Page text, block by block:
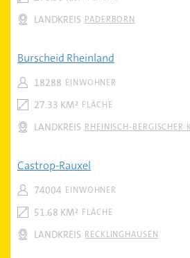
PADERBORN
LANDKREIS
Burscheid Rheinland
EINWOHNER
18288
FLÄCHE
27.33 KM²
RHEINISCH-BERGISCHER
LANDKREIS
Castrop-Rauxel
EINWOHNER
74004
FLÄCHE
51.68 KM²
RECKLINGHAUSEN
LANDKREIS